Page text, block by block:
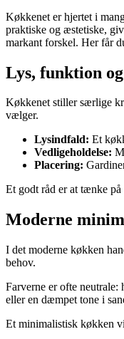
Køkkenet er hjertet i
praktiske og æstetiske,
markant forskel. Her får
Lys, funktion
Køkkenet stiller særlige
vælger.
Lysindfald: Et
Vedligeholdelse:
Placering:
Et godt råd er at tænke
Moderne
I det moderne køkken
behov.
Farverne er ofte
eller en dæmpet tone i
Et minimalistisk køkken